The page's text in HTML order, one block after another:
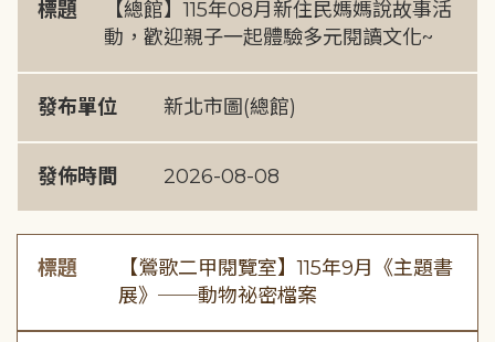
標題
【總館】115年08月新住民媽媽說故事活
動，歡迎親子一起體驗多元閱讀文化~
發布單位 新北市圖(總館)
發佈時間 2026-08-08
標題
【鶯歌二甲閱覽室】115年9月《主題書
展》──動物祕密檔案